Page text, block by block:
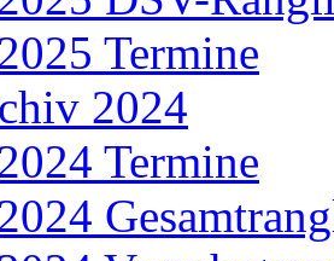
Termine
2024
Termine